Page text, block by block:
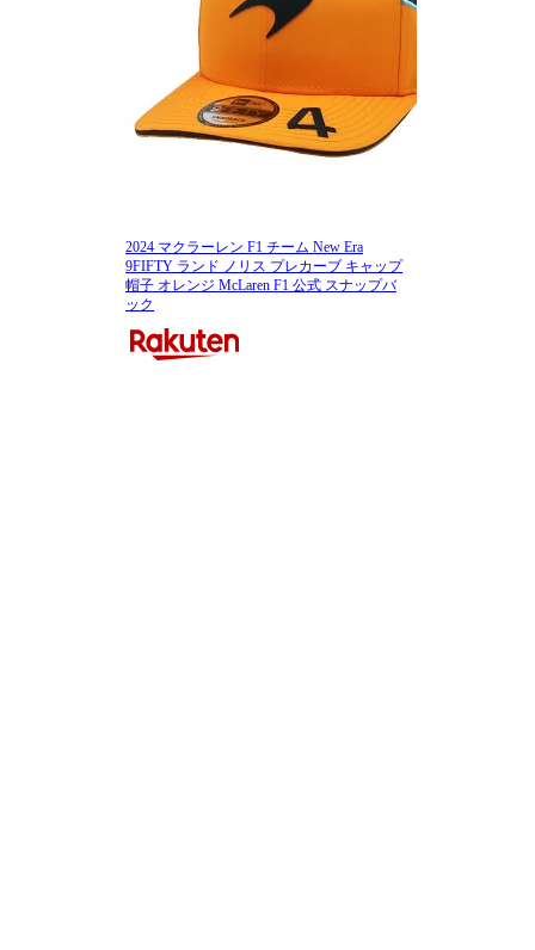
2024 マクラーレン F1 チーム New Era
9FIFTY ランド ノリス プレカーブ キャップ
帽子 オレンジ McLaren F1 公式 スナップバ
ック